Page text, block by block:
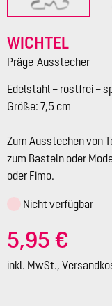
WICHTEL
Präge-Ausstecher
Edelstahl – rostfrei –
Größe: 7,5 cm
Zum Ausstechen von
zum Basteln oder
oder Fimo.
Nicht verfügbar
5,95 €
inkl. MwSt.,